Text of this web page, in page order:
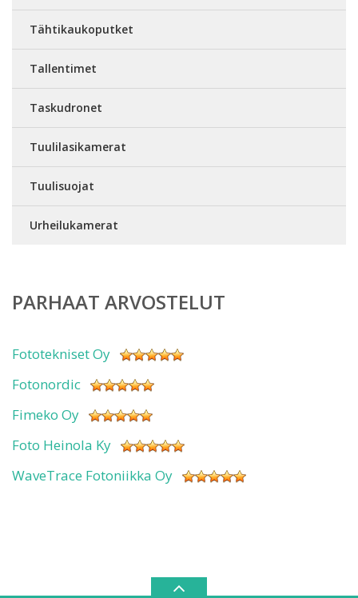
Tähtikaukoputket
Tallentimet
Taskudronet
Tuulilasikamerat
Tuulisuojat
Urheilukamerat
PARHAAT ARVOSTELUT
Fototekniset Oy
Fotonordic
Fimeko Oy
Foto Heinola Ky
WaveTrace Fotoniikka Oy